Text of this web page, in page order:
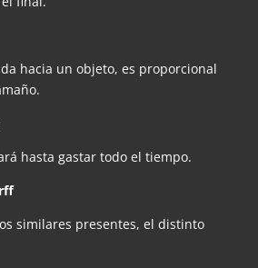
hacia un objeto, es proporcional
hasta gastar todo el tiempo.
similares presentes, el distinto